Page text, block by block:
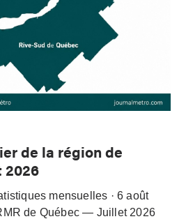
de la région de
2026
mensuelles · 6 août
de Québec — Juillet 2026